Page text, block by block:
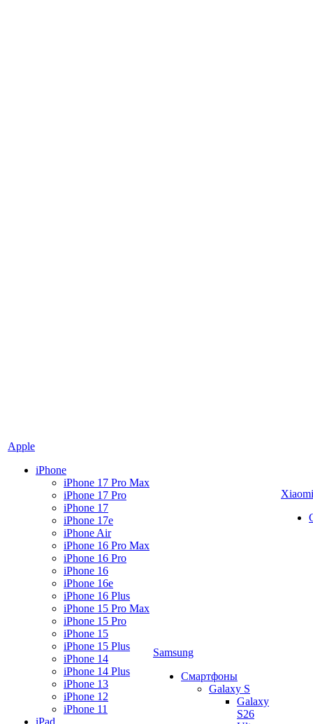
Apple
iPhone
iPhone 17 Pro Max
iPhone 17 Pro
iPhone 17
iPhone 17e
iPhone Air
iPhone 16 Pro Max
iPhone 16 Pro
iPhone 16
iPhone 16e
iPhone 16 Plus
iPhone 15 Pro Max
iPhone 15 Pro
iPhone 15
iPhone 15 Plus
iPhone 14
iPhone 14 Plus
iPhone 13
iPhone 12
iPhone 11
iPad
Samsung
Смартфоны
Galaxy S
Galaxy
S26
Xiaomi